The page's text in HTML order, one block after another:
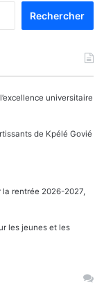
universitaire
de Kpélé Govié
la rentrée 2026-2027,
les jeunes et les